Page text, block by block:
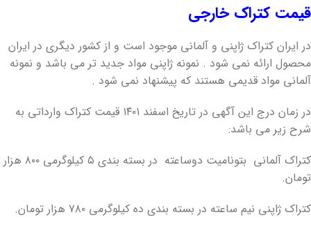
قیمت کتراک خارجی
در ایران کتراک ژاپنی و آلمانی موجود است و از کشور دیگری در ایران
محصول ارائه نمی شود . نمونه ژاپنی مواد جدید تر می باشد و نمونه
آلمانی مواد قدیمی هستند که پیشنهاد نمی شود .
در زمان درج این آگهی در تاریخ اسفند ۱۴۰۱ قیمت کتراک وارداتی به
شرح زیر می باشد:
کتراک آلمانی بتونامیت دوساعته در بسته بندی ۵ کیلوگرمی ۸۰۰ هزار
تومان.
کتراک ژاپنی نیم ساعته در بسته بندی ده کیلوگرمی ۷۸۰ هزار تومان.